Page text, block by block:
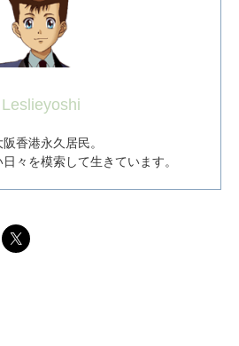
Leslieyoshi
香港永久居民。
々を模索して生きています。